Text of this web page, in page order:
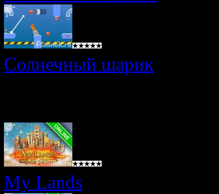
Солнечный шарик
My Lands